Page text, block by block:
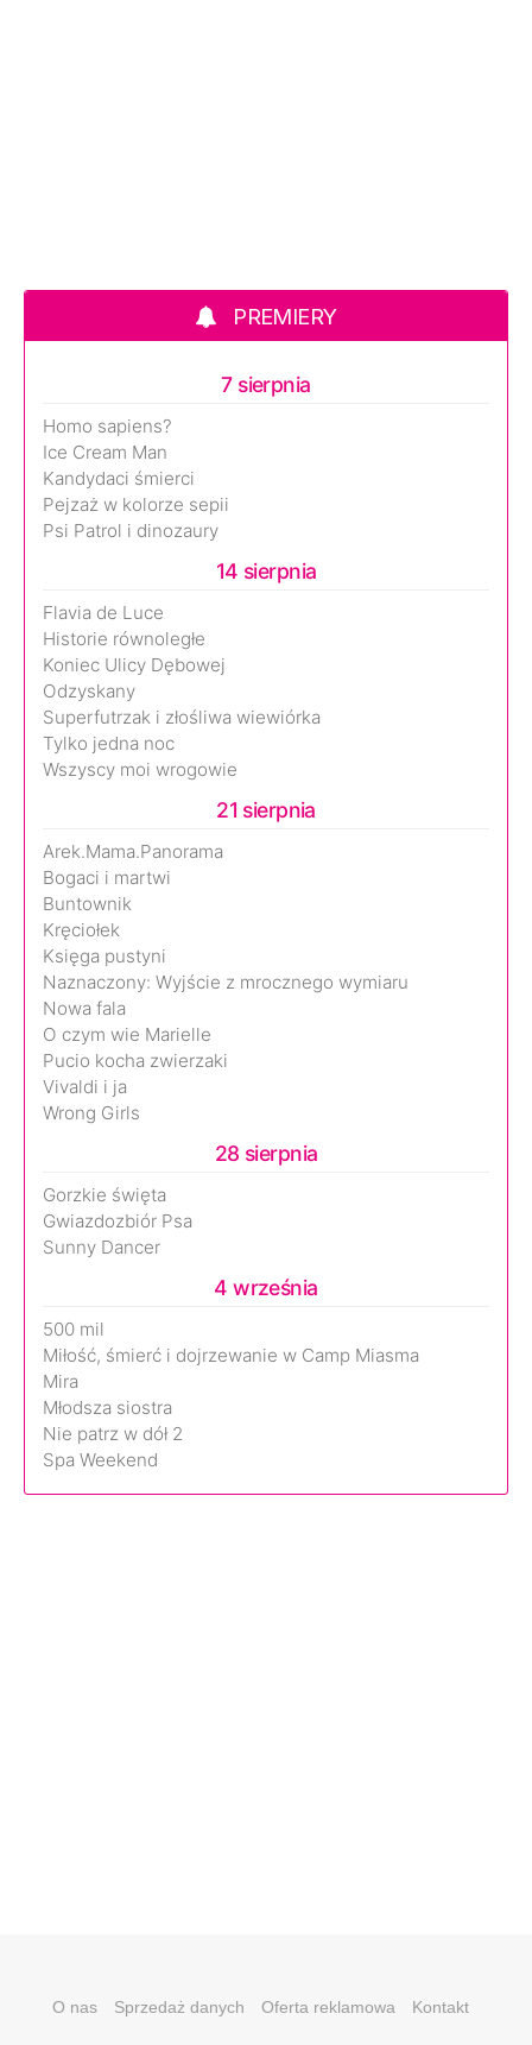
PREMIERY
7 sierpnia
Homo sapiens?
Ice Cream Man
Kandydaci śmierci
Pejzaż w kolorze sepii
Psi Patrol i dinozaury
14 sierpnia
Flavia de Luce
Historie równoległe
Koniec Ulicy Dębowej
Odzyskany
Superfutrzak i złośliwa wiewiórka
Tylko jedna noc
Wszyscy moi wrogowie
21 sierpnia
Arek.Mama.Panorama
Bogaci i martwi
Buntownik
Kręciołek
Księga pustyni
Naznaczony: Wyjście z mrocznego wymiaru
Nowa fala
O czym wie Marielle
Pucio kocha zwierzaki
Vivaldi i ja
Wrong Girls
28 sierpnia
Gorzkie święta
Gwiazdozbiór Psa
Sunny Dancer
4 września
500 mil
Miłość, śmierć i dojrzewanie w Camp Miasma
Mira
Młodsza siostra
Nie patrz w dół 2
Spa Weekend
O nas Sprzedaż danych Oferta reklamowa Kontakt